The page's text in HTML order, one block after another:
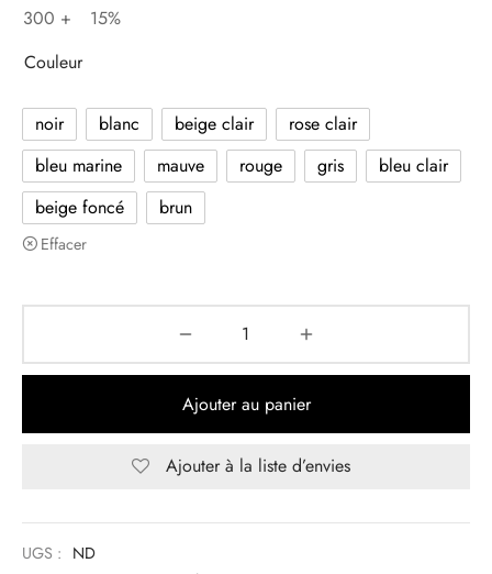
300 +
15%
Couleur
noir blanc beige clair
rose clair
bleu marine
mauve rouge gris
bleu clair
beige foncé
brun
Effacer
Ajouter au panier
Ajouter à la liste d’envies
UGS : ND